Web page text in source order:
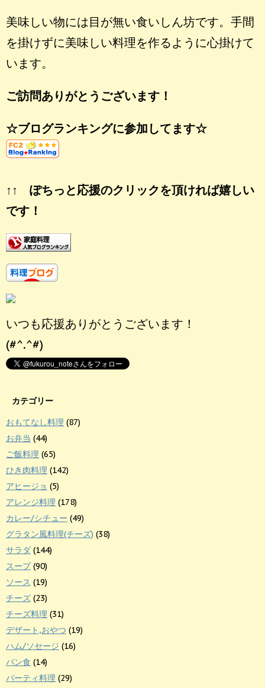
美味しい物には目が無い食いしん坊です。手間
を掛けずに美味しい料理を作るように心掛けて
います。
ご訪問ありがとうございます！
☆ブログランキングに参加してます☆
↑↑ ぽちっと応援のクリックを頂ければ嬉しい
です！
いつも応援ありがとうございます！
(#^.^#)
カテゴリー
おもてなし料理 (87)
お弁当 (44)
ご飯料理 (65)
ひき肉料理 (142)
アヒージョ (5)
アレンジ料理 (178)
カレー/シチュー (49)
グラタン風料理(チーズ) (38)
サラダ (144)
スープ(90)
ソース (19)
チーズ (23)
チーズ料理 (31)
デザート,おやつ (19)
ハム/ソセージ (16)
パン食 (14)
パーティ料理 (29)